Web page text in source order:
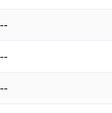
--
--
--